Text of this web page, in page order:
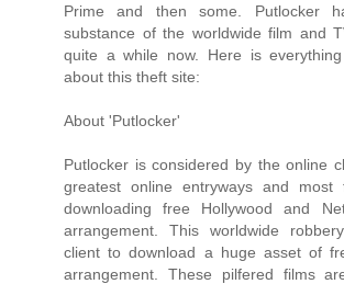
Prime and then some. Putlocker
substance of the worldwide film and
quite a while now. Here is
about this theft site:
About 'Putlocker'
Putlocker is considered by the online
greatest online entryways and most
downloading free Hollywood and
arrangement. This worldwide
client to download a huge asset of
arrangement. These pilfered films